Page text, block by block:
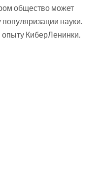
общество может
науки.
КиберЛенинки.